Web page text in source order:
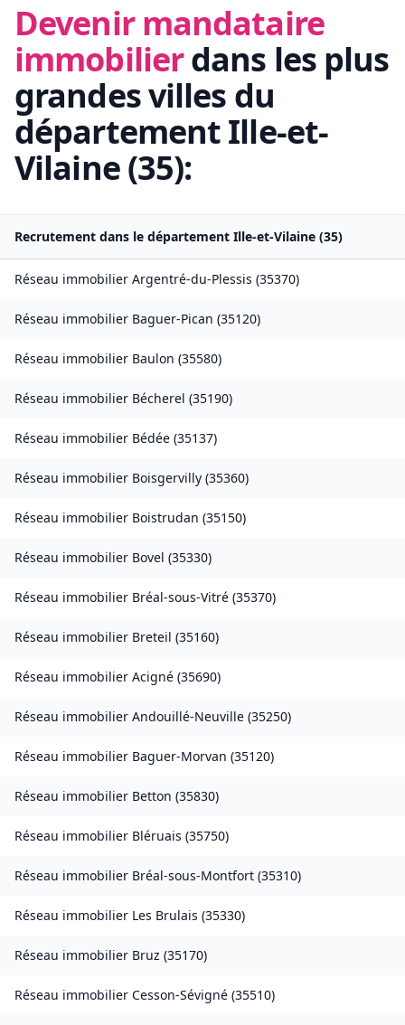
Devenir mandataire
immobilierdans les plus
grandes villes du
départementIlle-et-
Vilaine(35):
Recrutement dans le département Ille-et-Vilaine (35)
Réseau immobilier Argentré-du-Plessis (35370)
Réseau immobilier Baguer-Pican (35120)
Réseau immobilier Baulon (35580)
Réseau immobilier Bécherel (35190)
Réseau immobilier Bédée (35137)
Réseau immobilier Boisgervilly (35360)
Réseau immobilier Boistrudan (35150)
Réseau immobilier Bovel (35330)
Réseau immobilier Bréal-sous-Vitré (35370)
Réseau immobilier Breteil (35160)
Réseau immobilier Acigné (35690)
Réseau immobilier Andouillé-Neuville (35250)
Réseau immobilier Baguer-Morvan (35120)
Réseau immobilier Betton (35830)
Réseau immobilier Bléruais (35750)
Réseau immobilier Bréal-sous-Montfort (35310)
Réseau immobilier Les Brulais (35330)
Réseau immobilier Bruz (35170)
Réseau immobilier Cesson-Sévigné (35510)